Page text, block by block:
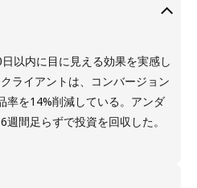
以内に目に見える効果を実感し
ライアントは、コンバージョン
率を14%削減している。アンダ
間足らずで投資を回収した。